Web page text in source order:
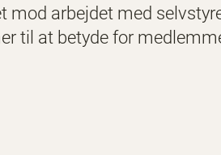
mod arbejdet med
til at betyde for